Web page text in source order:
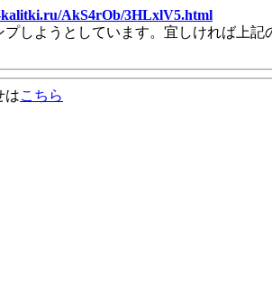
AkS4rOb/3HLxlV5.html
プしようとしています。宜しければ上
はこちら